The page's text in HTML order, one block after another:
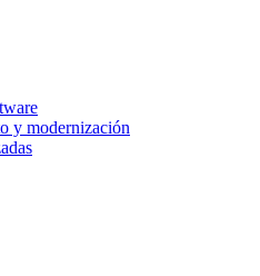
y modernización